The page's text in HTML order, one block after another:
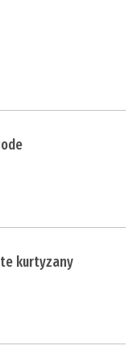
kurtyzany